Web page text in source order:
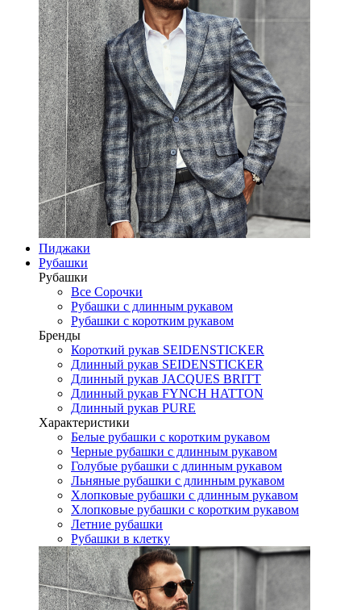
Пиджаки
Рубашки
Рубашки
Все Сорочки
Рубашки с длинным рукавом
Рубашки с коротким рукавом
Бренды
Короткий рукав SEIDENSTICKER
Длинный рукав SEIDENSTICKER
Длинный рукав JAСQUES BRITT
Длинный рукав FYNCH HATTON
Длинный рукав PURE
Характеристики
Белые рубашки с коротким рукавом
Черные рубашки с длинным рукавом
Голубые рубашки с длинным рукавом
Льняные рубашки с длинным рукавом
Хлопковые рубашки с длинным рукавом
Хлопковые рубашки с коротким рукавом
Летние рубашки
Рубашки в клетку